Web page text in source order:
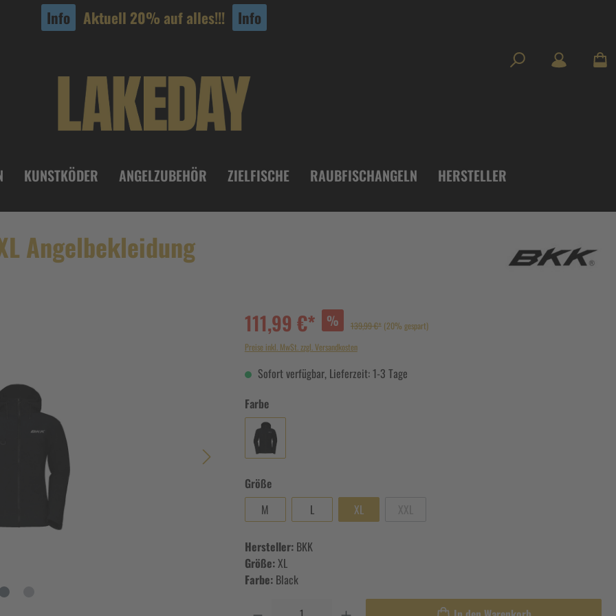
Info Aktuell 20% auf alles!!! Info
KUNSTKÖDER ANGELZUBEHÖR ZIELFISCHE RAUBFISCHANGELN HERSTELLER
Angelbekleidung
111,99 €* % 139,99 €* (20% gespart)
Preise inkl. MwSt. zzgl. Versandkosten
Sofort verfügbar, Lieferzeit: 1-3 Tage
Farbe
Größe
M
L XL
Hersteller: BKK
Größe:XL
Farbe: Black